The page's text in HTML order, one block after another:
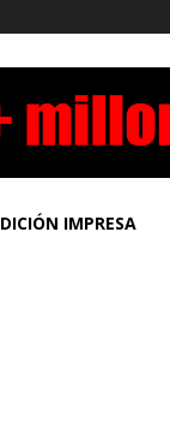
IMPRESA